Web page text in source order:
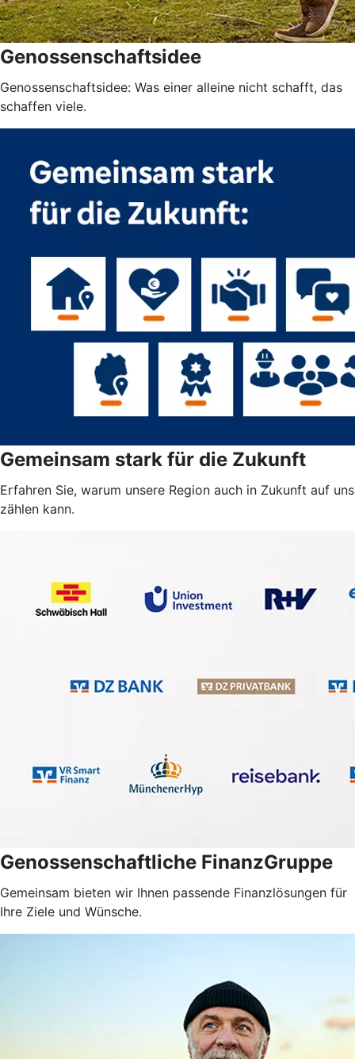
Genossenschaftsidee
Genossenschaftsidee: Was einer alleine nicht schafft, das
schaffen viele.
Gemeinsam stark für die Zukunft
Erfahren Sie, warum unsere Region auch in Zukunft auf uns
zählen kann.
Genossenschaftliche FinanzGruppe
Gemeinsam bieten wir Ihnen passende Finanzlösungen für
Ihre Ziele und Wünsche.